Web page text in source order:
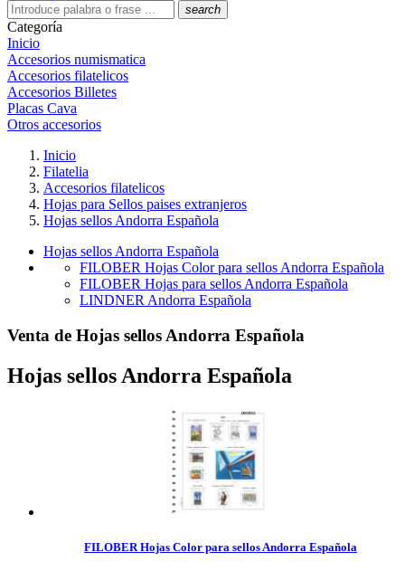
search
Categoría
Inicio
Accesorios numismatica
Accesorios filatelicos
Accesorios Billetes
Placas Cava
Otros accesorios
Inicio
Filatelia
Accesorios filatelicos
Hojas para Sellos paises extranjeros
Hojas sellos Andorra Española
Hojas sellos Andorra Española
FILOBER Hojas Color para sellos Andorra Española
FILOBER Hojas para sellos Andorra Española
LINDNER Andorra Española
Venta de Hojas sellos Andorra Española
Hojas sellos Andorra Española
FILOBER Hojas Color para sellos Andorra Española